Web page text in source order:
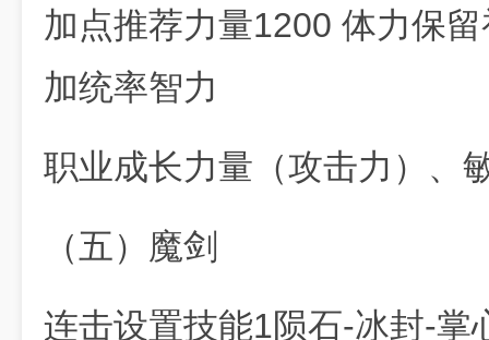
加点推荐力量1200 体力保
加统率智力
职业成长力量（攻击力）、
（五）魔剑
连击设置技能1陨石-冰封-掌